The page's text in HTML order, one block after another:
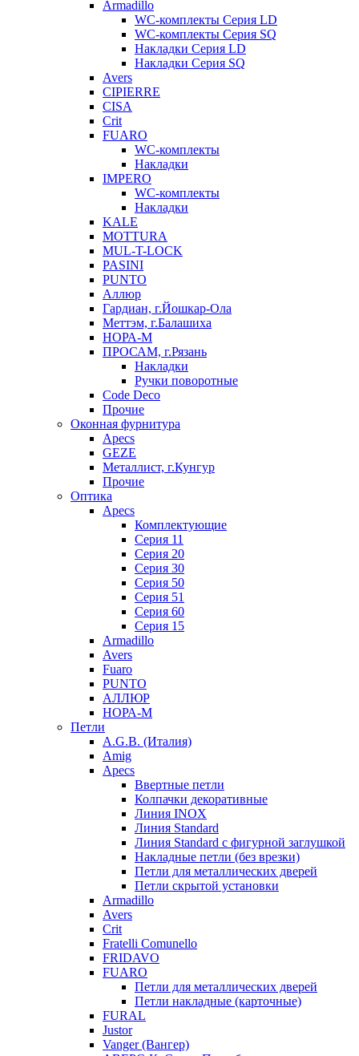
Armadillo
WC-комплекты Серия LD
WC-комплекты Серия SQ
Накладки Серия LD
Накладки Серия SQ
Avers
CIPIERRE
CISA
Crit
FUARO
WC-комплекты
Накладки
IMPERO
WC-комплекты
Накладки
KALE
MOTTURA
MUL-T-LOCK
PASINI
PUNTO
Аллюр
Гардиан, г.Йошкар-Ола
Меттэм, г.Балашиха
НОРА-М
ПРОСАМ, г.Рязань
Накладки
Ручки поворотные
Code Deco
Прочие
Оконная фурнитура
Apecs
GEZE
Металлист, г.Кунгур
Прочие
Оптика
Apecs
Комплектующие
Серия 11
Серия 20
Серия 30
Серия 50
Серия 51
Серия 60
Серия 15
Armadillo
Avers
Fuaro
PUNTO
АЛЛЮР
НОРА-М
Петли
A.G.B. (Италия)
Amig
Apecs
Ввертные петли
Колпачки декоративные
Линия INOX
Линия Standard
Линия Standard с фигурной заглушкой
Накладные петли (без врезки)
Петли для металлических дверей
Петли скрытой установки
Armadillo
Avers
Crit
Fratelli Comunello
FRIDAVO
FUARO
Петли для металлических дверей
Петли накладные (карточные)
FURAL
Justor
Vanger (Вангер)